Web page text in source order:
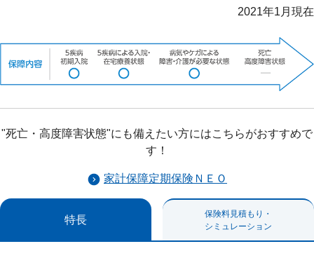
2021年1月現在
"死亡・高度障害状態"にも備えたい方にはこちらがおすすめで
す！
家計保障定期保険ＮＥＯ
特長
保険料見積もり・
シミュレーション